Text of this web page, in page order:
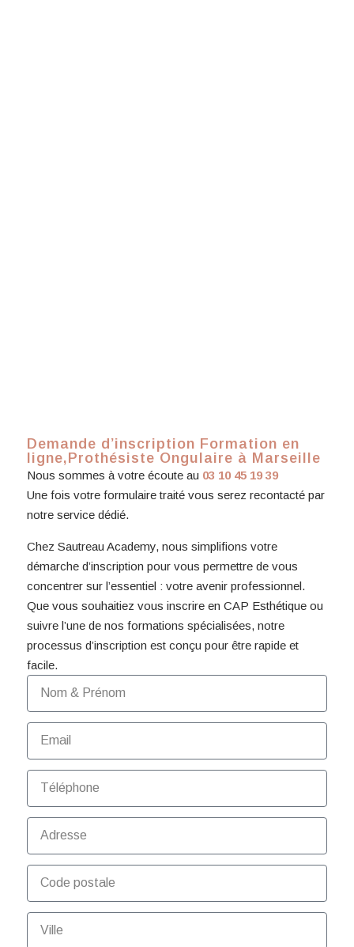
Demande d’inscription Formation en
ligne,Prothésiste Ongulaire à Marseille
Nous sommes à votre écoute au 03 10 45 19 39
Une fois votre formulaire traité vous serez recontacté par
notre service dédié.
Chez Sautreau Academy, nous simplifions votre
démarche d’inscription pour vous permettre de vous
concentrer sur l’essentiel : votre avenir professionnel.
Que vous souhaitiez vous inscrire en CAP Esthétique ou
suivre l’une de nos formations spécialisées, notre
processus d’inscription est conçu pour être rapide et
facile.